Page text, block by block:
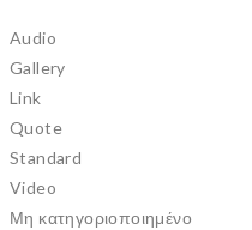
Audio
Gallery
Link
Quote
Standard
Video
Μη κατηγοριοποιημένο